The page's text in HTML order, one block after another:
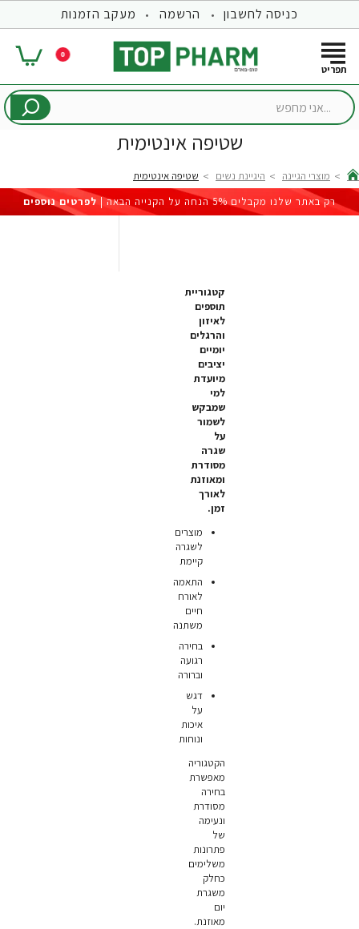
כניסה לחשבון הרשמה מעקב הזמנות
0
...אני
שטיפה אינטימית
home
מוצרי הגיינה היגיינת נשים
שטיפה אינטימית
רק באתר שלנו מקבלים 5% הנחה על הקנייה הבאה |
לפרטים נוספים
קטגוריית
תוספים
לאיזון
והרגלים
יומיים
יציבים
מיועדת
למי
שמבקש
לשמור
על
שגרה
מסודרת
ומאוזנת
לאורך
זמן.
מוצרים
לשגרה
קיימת
התאמה
לאורח
חיים
משתנה
בחירה
רגועה
וברורה
דגש
על
איכות
ונוחות
הקטגוריה
מאפשרת
בחירה
מסודרת
ונעימה
של
פתרונות
משלימים
כחלק
משגרת
יום
מאוזנת.